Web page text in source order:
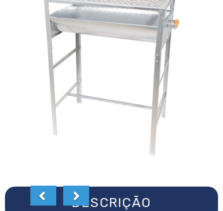
DESCRIÇÃO